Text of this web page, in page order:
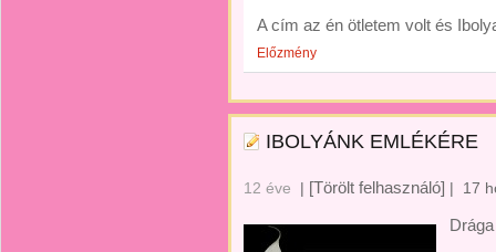
A cím az én ötletem volt és
Előzmény
IBOLYÁNK EMLÉKÉRE
12 éve | [Törölt felhasználó] | 17